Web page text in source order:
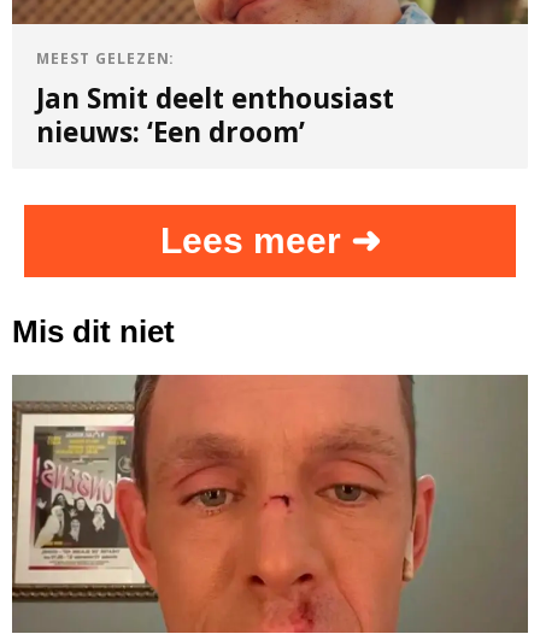
MEEST GELEZEN:
Jan Smit deelt enthousiast
nieuws: ‘Een droom’
Lees meer ➜
Mis dit niet